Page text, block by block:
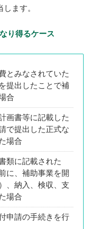
ます。
り得るケース
とみなされていた
提出したことで補
合
画書等に記載した
で提出した正式な
場合
類に記載された
に、補助事業を開
、納入、検収、支
場合
申請の手続きを行